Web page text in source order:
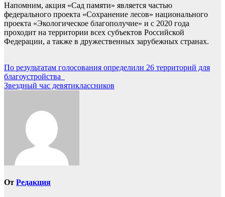
Напомним, акция «Сад памяти» является частью
федерального проекта «Сохранение лесов» национального
проекта «Экологическое благополучие» и с 2020 года
проходит на территории всех субъектов Российской
Федерации, а также в дружественных зарубежных странах.
Навигация
по
По результатам голосования определили 26 территорий для
благоустройства
Звездный час девятиклассников
От Редакция